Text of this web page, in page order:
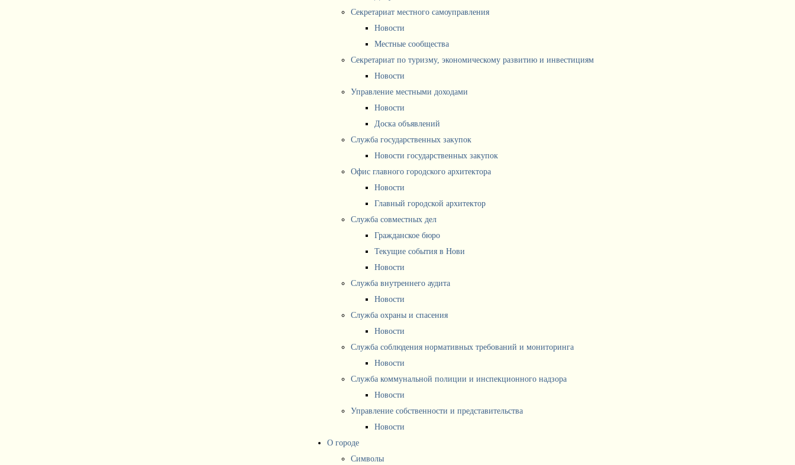
Секретариат местного самоуправления
Новости
Местные сообщества
Секретариат по туризму, экономическому развитию и инвестициям
Новости
Управление местными доходами
Новости
Доска объявлений
Служба государственных закупок
Новости государственных закупок
Офис главного городского архитектора
Новости
Главный городской архитектор
Служба совместных дел
Гражданское бюро
Текущие события в Нови
Новости
Служба внутреннего аудита
Новости
Служба охраны и спасения
Новости
Служба соблюдения нормативных требований и мониторинга
Новости
Служба коммунальной полиции и инспекционного надзора
Новости
Управление собственности и представительства
Новости
О городе
Символы